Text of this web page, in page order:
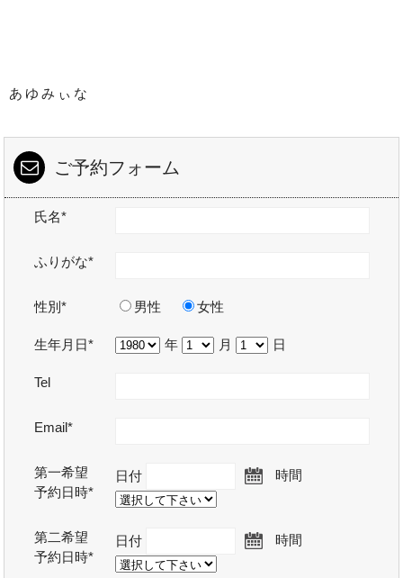
あゆみぃな
ご予約フォーム
氏名*
ふりがな*
性別* 男性 女性
生年月日* 年 月 日
Tel
Email*
第一希望
予約日時*
日付 時間
第二希望
予約日時*
日付 時間